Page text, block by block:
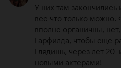
У них там
все что только
вполне органичны,
Гарфилда, чтобы еще
Глядишь, через лет 20
новыми актерами!